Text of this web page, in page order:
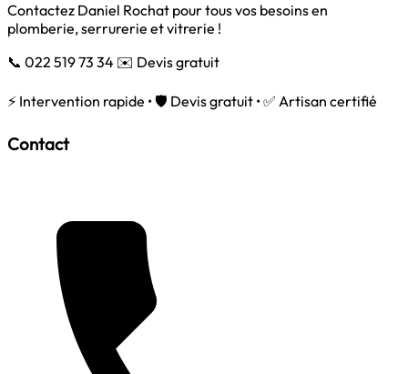
Contactez Daniel Rochat pour tous vos besoins en
plomberie, serrurerie et vitrerie !
📞 022 519 73 34 ✉️ Devis gratuit
⚡ Intervention rapide • 🛡️ Devis gratuit • ✅ Artisan certifié
Contact